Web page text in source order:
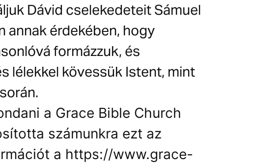
Dávid cselekedeteit Sámuel
annak érdekében, hogy
formázzuk, és
lélekkel kövessük Istent, mint
a Grace Bible Church
számunkra ezt az
a https://www.grace-